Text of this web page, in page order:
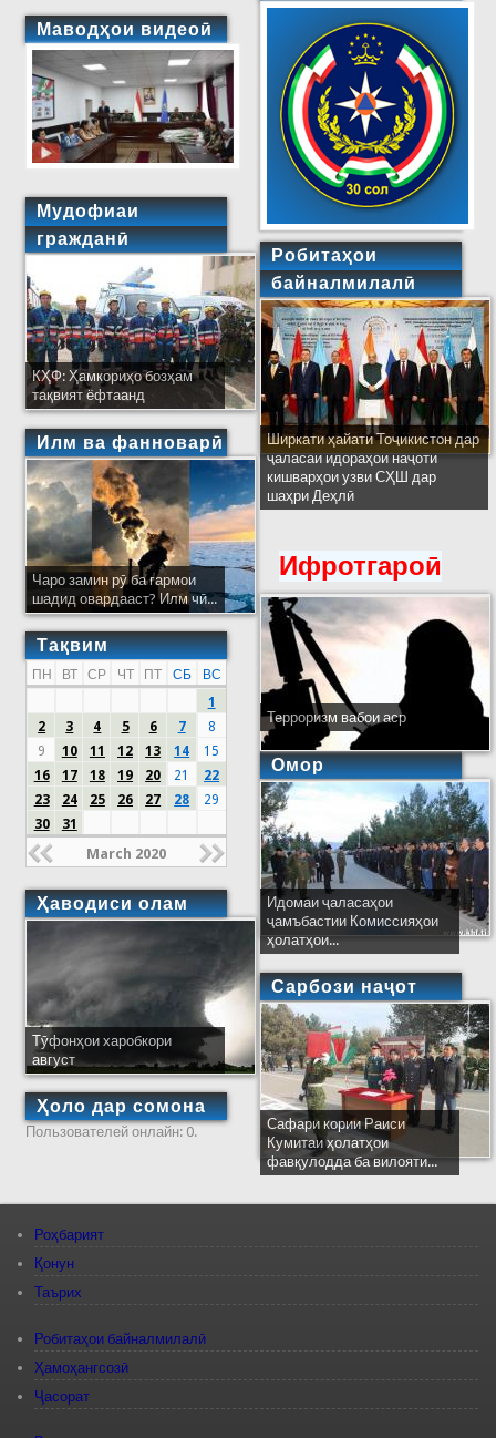
Маводҳои видеоӣ
Мудофиаи
гражданӣ
КҲФ: Ҳамкориҳо бозҳам
тақвият ёфтаанд
Илм ва фанноварӣ
Чаро замин рӯ ба гармои
шадид овардааст? Илм чӣ...
Тақвим
ПН ВТ СР ЧТ ПТ СБ
ВС
1
2
3 4 5 6 7
8
9
10 11 12 13 14
15
16
17 18 19 20 21
22
23
24 25 26 27 28
29
30
31
March 2020
Ҳаводиси олам
Тӯфонҳои харобкори
август
Ҳоло дар сомона
Пользователей онлайн: 0.
Робитаҳои
байналмилалӣ
Ширкати ҳайати Тоҷикистон дар
ҷаласаи идораҳои наҷоти
кишварҳои узви СҲШ дар
шаҳри Деҳлӣ
Ифротгароӣ
Терроризм вабои аср
Омор
Идомаи ҷаласаҳои
ҷамъбастии Комиссияҳои
ҳолатҳои...
Сарбози наҷот
Сафари кории Раиси
Кумитаи ҳолатҳои
фавқулодда ба вилояти...
Роҳбарият
Қонун
Таърих
Робитаҳои байналмилалӣ
Ҳамоҳангсозӣ
Ҷасорат